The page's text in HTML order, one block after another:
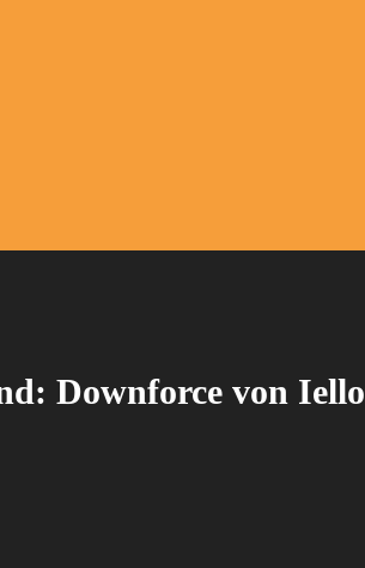
Downforce von Iello